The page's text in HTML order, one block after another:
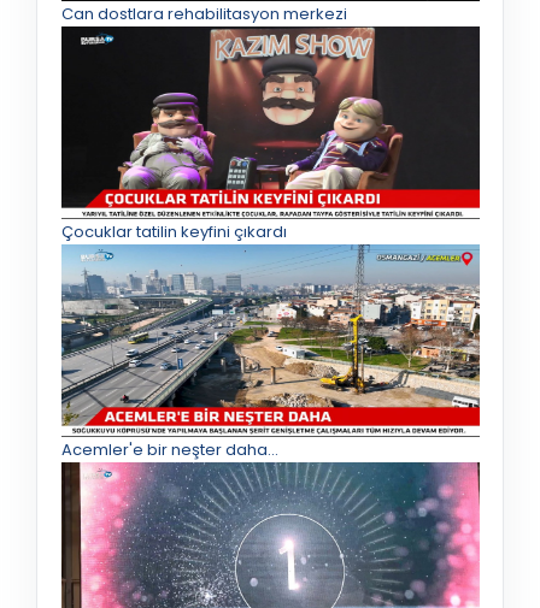
Can dostlara rehabilitasyon merkezi
Çocuklar tatilin keyfini çıkardı
Acemler'e bir neşter daha...